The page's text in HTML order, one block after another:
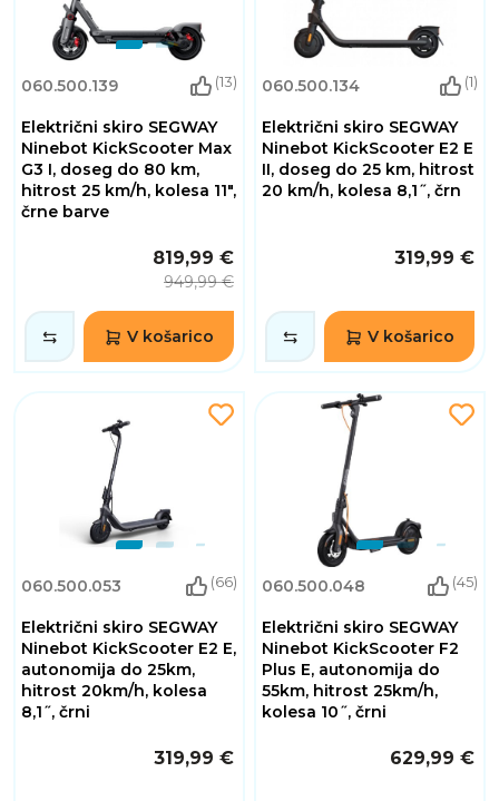
060.500.139 (13)
Električni skiro SEGWAY
Ninebot KickScooter Max
G3 I, doseg do 80 km,
hitrost 25 km/h, kolesa 11",
črne barve
819,99 €
949,99 €
V košarico
060.500.134 (1)
Električni skiro SEGWAY
Ninebot KickScooter E2 E
II, doseg do 25 km, hitrost
20 km/h, kolesa 8,1˝, črn
319,99 €
V košarico
060.500.053 (66)
Električni skiro SEGWAY
Ninebot KickScooter E2 E,
autonomija do 25km,
hitrost 20km/h, kolesa
8,1˝, črni
319,99 €
060.500.048 (45)
Električni skiro SEGWAY
Ninebot KickScooter F2
Plus E, autonomija do
55km, hitrost 25km/h,
kolesa 10˝, črni
629,99 €